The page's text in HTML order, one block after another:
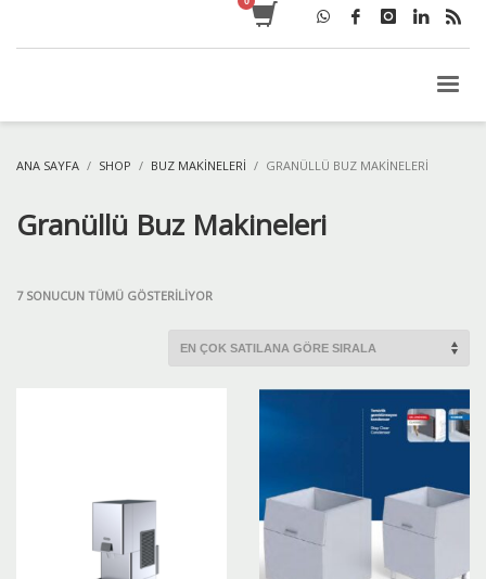
ANA SAYFA SHOP BUZ MAKINELERI GRANÜLLÜ BUZ MAKINELERI
Granüllü Buz Makineleri
7 SONUCUN TÜMÜ GÖSTERILIYORPOPÜLERLIĞE
SIRALANDI